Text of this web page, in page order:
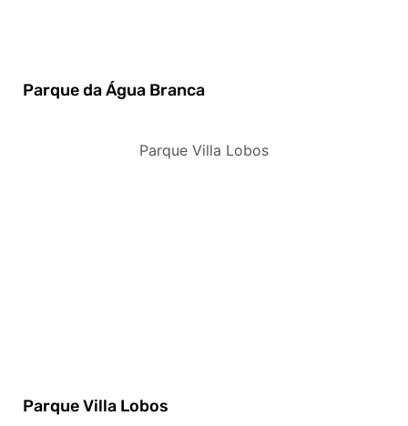
Parque da Água Branca
Parque Villa Lobos
Parque Villa Lobos